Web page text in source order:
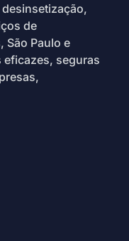
de
São Paulo e
eficazes, seguras